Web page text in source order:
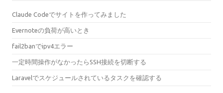
Claude Codeでサイトを作ってみました
Evernoteの負荷が高いとき
fail2banでipv4エラー
一定時間操作がなかったらSSH接続を切断する
Laravelでスケジュールされているタスクを確認する